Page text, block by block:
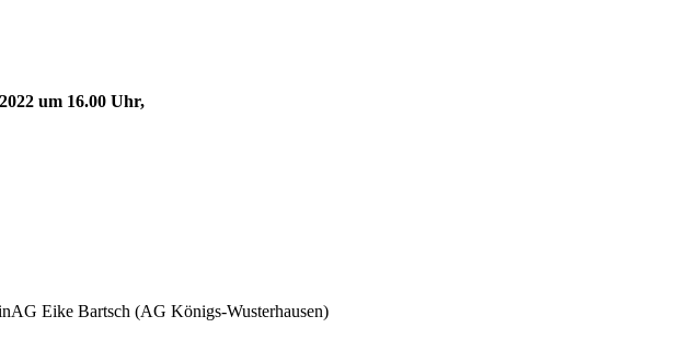
um 16.00 Uhr,
Eike Bartsch (AG Königs-Wusterhausen)